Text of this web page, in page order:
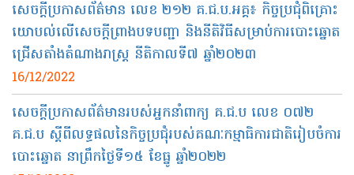
សេចក្តីប្រកាសព័ត៌មាន លេខ ២១២ គ.ជ.ប.អគ្គ៖ កិច្ចប្រជុំពិគ្រោះ
យោបល់លើសេចក្ដីព្រាងបទបញ្ជា និងនីតិវិធីសម្រាប់ការបោះឆ្នោត
ជ្រើសតាំងតំណាងរាស្ត្រ នីតិកាលទី៧ ឆ្នាំ២០២៣
16/12/2022
សេចក្តីប្រកាសព័ត៌មានរបស់អ្នកនាំពាក្យ គ.ជ.ប លេខ ០៧២
គ.ជ.ប ស្តីពីលទ្ធផលនៃកិច្ចប្រជុំរបស់គណៈកម្មាធិការជាតិរៀបចំការ
បោះឆ្នោត នាព្រឹកថ្ងៃទី១៥ ខែធ្នូ ឆ្នាំ២០២២